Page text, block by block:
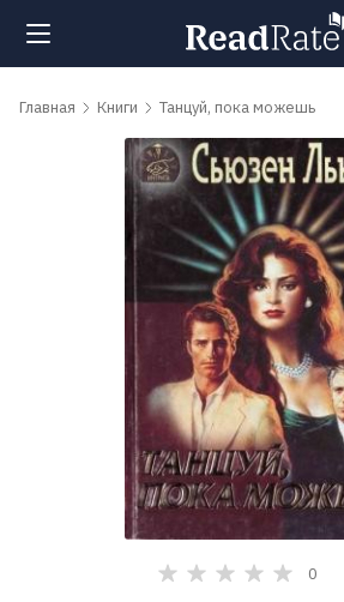
Поиск
Рейтинги
обсуждаемые
Главная Книги Танцуй, пока можешь
0